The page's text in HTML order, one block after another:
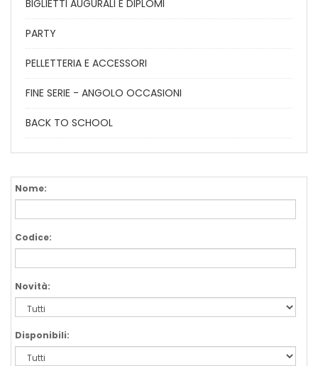
BIGLIETTI AUGURALI E DIPLOMI
PARTY
PELLETTERIA E ACCESSORI
FINE SERIE - ANGOLO OCCASIONI
BACK TO SCHOOL
Nome:
Codice:
Novità:
Disponibili: